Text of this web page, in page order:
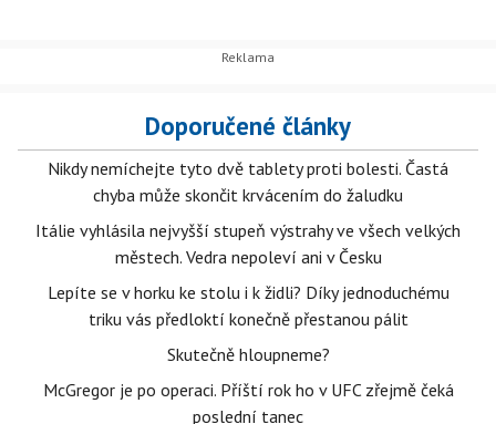
Doporučené články
Nikdy nemíchejte tyto dvě tablety proti bolesti. Častá
chyba může skončit krvácením do žaludku
Itálie vyhlásila nejvyšší stupeň výstrahy ve všech velkých
městech. Vedra nepoleví ani v Česku
Lepíte se v horku ke stolu i k židli? Díky jednoduchému
triku vás předloktí konečně přestanou pálit
Skutečně hloupneme?
McGregor je po operaci. Příští rok ho v UFC zřejmě čeká
poslední tanec